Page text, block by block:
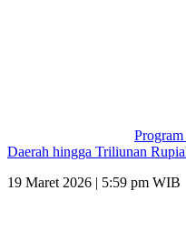
Daerah hingga Triliunan
19 Maret 2026 | 5:59 pm WIB